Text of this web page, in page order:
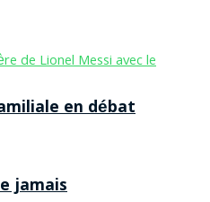
jamais
en débat